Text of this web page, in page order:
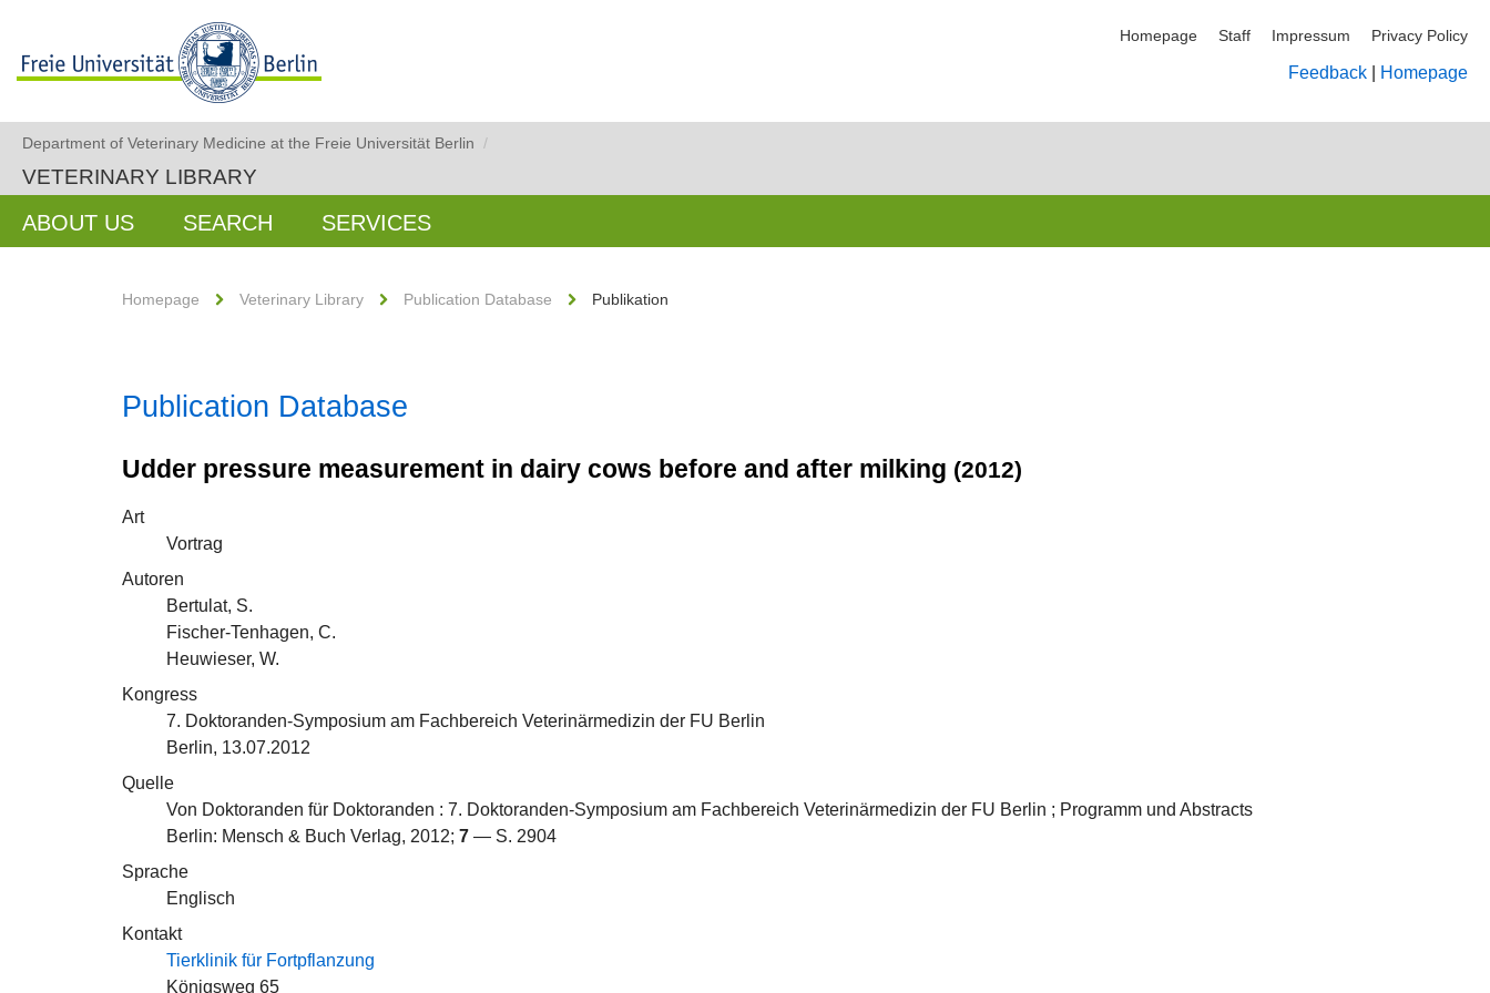
Homepage Staff Impressum Privacy Policy
Feedback Homepage
Department of Veterinary Medicine at the Freie Universität Berlin /
VETERINARY LIBRARY
ABOUT US SEARCH SERVICES
Homepage Veterinary Library Publication Database Publikation
Publication Database
Udder pressure measurement in dairy cows before and after milking (2012)
Art
Vortrag
Autoren
Bertulat, S.
Fischer-Tenhagen, C.
Heuwieser, W.
Kongress
7. Doktoranden-Symposium am Fachbereich Veterinärmedizin der FU Berlin
Berlin, 13.07.2012
Quelle
Von Doktoranden für Doktoranden : 7. Doktoranden-Symposium am Fachbereich Veterinärmedizin der FU Berlin ; Programm und Abstracts
Berlin: Mensch & Buch Verlag, 2012; 7 — S. 2904
Sprache
Englisch
Kontakt
Tierklinik für Fortpflanzung
Königsweg 65